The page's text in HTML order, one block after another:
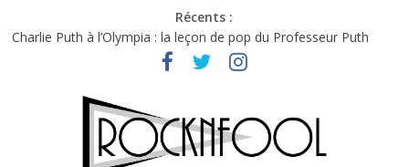
Récents :
Charlie Puth à l’Olympia : la leçon de pop du Professeur Puth
Festival Triptyque : un nouveau festival de musique indépendant
Hellfest 2026 vendredi : température et émotions en hausse
Hellfest 2026 jeudi : impossible de choisir entre chaleur et bonne
Première édition du Midgard Festival : entre bière, métal et